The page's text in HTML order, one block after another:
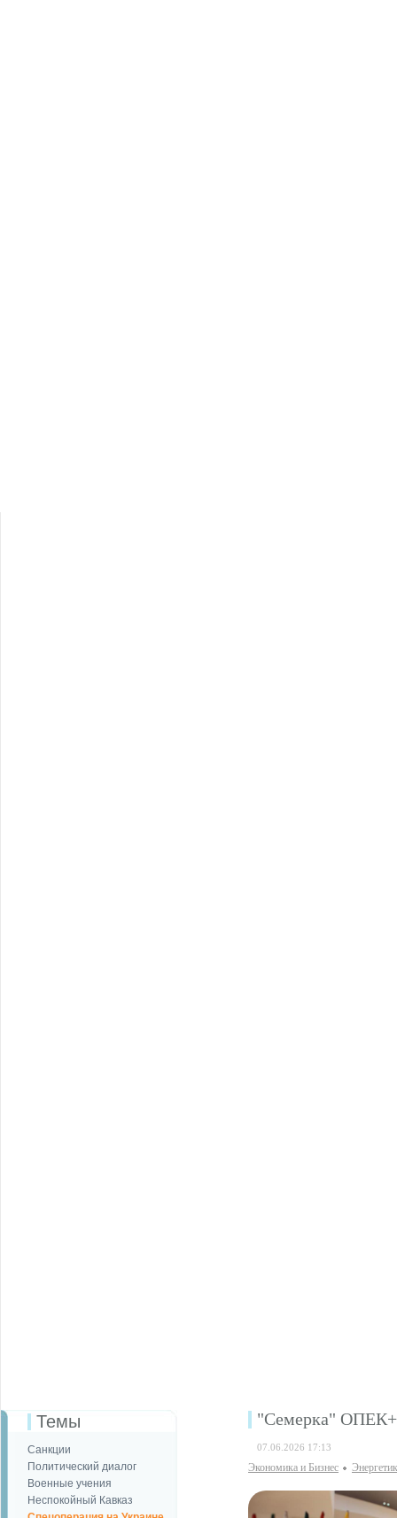
Темы
Санкции
Политический диалог
Военные учения
Неспокойный Кавказ
"Семерка" ОПЕК+
07.06.2026 17:13
Экономика и Бизнес